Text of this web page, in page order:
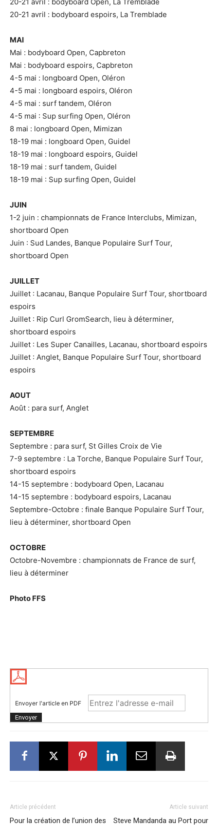
20-21 avril : bodyboard espoirs, La Tremblade
MAI
Mai : bodyboard Open, Capbreton
Mai : bodyboard espoirs, Capbreton
4-5 mai : longboard Open, Oléron
4-5 mai : longboard espoirs, Oléron
4-5 mai : surf tandem, Oléron
4-5 mai : Sup surfing Open, Oléron
8 mai : longboard Open, Mimizan
18-19 mai : longboard Open, Guidel
18-19 mai : longboard espoirs, Guidel
18-19 mai : surf tandem, Guidel
18-19 mai : Sup surfing Open, Guidel
JUIN
1-2 juin : championnats de France Interclubs, Mimizan,
shortboard Open
Juin : Sud Landes, Banque Populaire Surf Tour,
shortboard Open
JUILLET
Juillet : Lacanau, Banque Populaire Surf Tour, shortboard
espoirs
Juillet : Rip Curl GromSearch, lieu à déterminer,
shortboard espoirs
Juillet : Les Super Canailles, Lacanau, shortboard espoirs
Juillet : Anglet, Banque Populaire Surf Tour, shortboard
espoirs
AOUT
Août : para surf, Anglet
SEPTEMBRE
Septembre : para surf, St Gilles Croix de Vie
7-9 septembre : La Torche, Banque Populaire Surf Tour,
shortboard espoirs
14-15 septembre : bodyboard Open, Lacanau
14-15 septembre : bodyboard espoirs, Lacanau
Septembre-Octobre : finale Banque Populaire Surf Tour,
lieu à déterminer, shortboard Open
OCTOBRE
Octobre-Novembre : championnats de France de surf,
lieu à déterminer
Photo FFS
Envoyer l'article en PDF
Article précédent
Pour la création de l’union des
Article suivant
Steve Mandanda au Port pour